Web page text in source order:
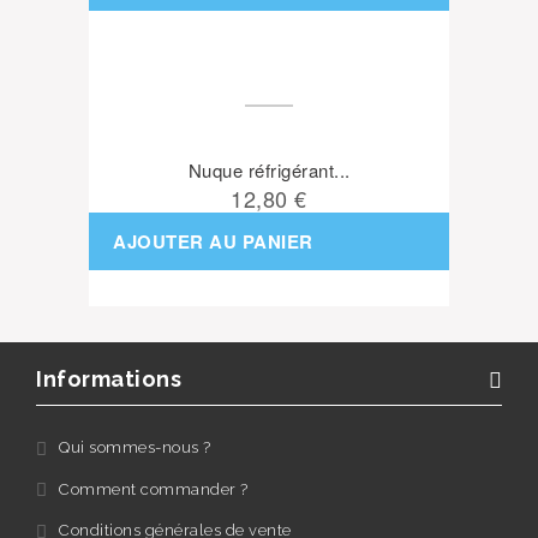
Nuque réfrigérant...
12,80 €
AJOUTER AU PANIER
Informations
Qui sommes-nous ?
Comment commander ?
Conditions générales de vente